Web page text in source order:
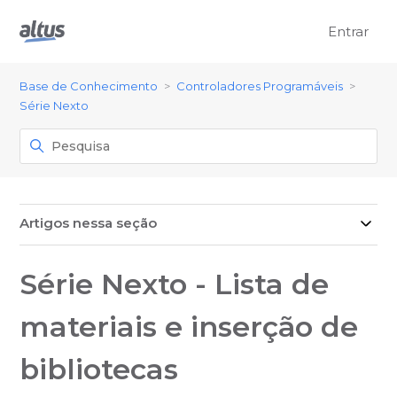
Entrar
Base de Conhecimento
Controladores Programáveis
Série Nexto
Artigos nessa seção
Série Nexto - Lista de
materiais e inserção de
bibliotecas